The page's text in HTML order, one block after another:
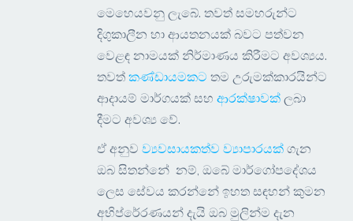
මෙහෙයවනු ලැබේ. තවත් සමහරුන්ට
දිගුකාලීන හා ආයතනයක් බවට පත්වන
වෙළඳ නාමයක් නිර්මාණය කිරීමට අවශ්‍යය.
තවත්කණ්ඩායමකට තම උරුමක්කාරයින්ට
ආදායම් මාර්ගයක් සහආරක්ෂාවක් ලබා
දීමට අවශ්‍ය වේ.
ඒ අනුවව්‍යවසායකත්ව ව්‍යාපාරයක් ගැන
ඔබ සිතන්නේ නම්, ඔබේ මාර්ගෝපදේශය
ලෙස සේවය කරන්නේ ඉහත සඳහන් කුමන
අභිප්රේරණයන් දැයි ඔබ මුලින්ම දැන